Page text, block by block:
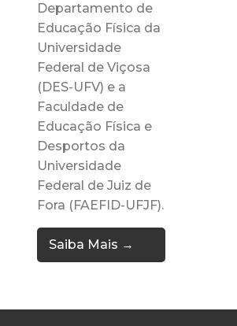
Departamento de
Educação Física da
Universidade
Federal de Viçosa
(DES-UFV) e a
Faculdade de
Educação Física e
Desportos da
Universidade
Federal de Juiz de
Fora (FAEFID-UFJF).
Saiba Mais →